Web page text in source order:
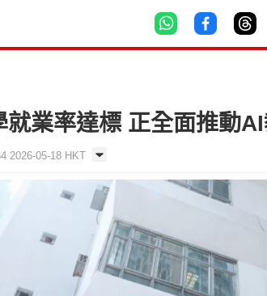
就業率達標 正全面推動
2026-05-18 HKT